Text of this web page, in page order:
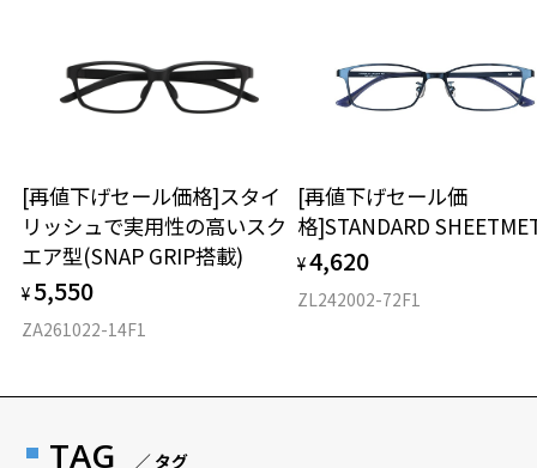
[再値下げセール価格]スタイ
リッシュで実用性の高いスク
エア型(SNAP GRIP搭載)
¥ 5,550
ZA261022-14F1
[再値下げセール価
格]STANDARD
¥4,620
ZL242002-72F1
TAG ／ タグ